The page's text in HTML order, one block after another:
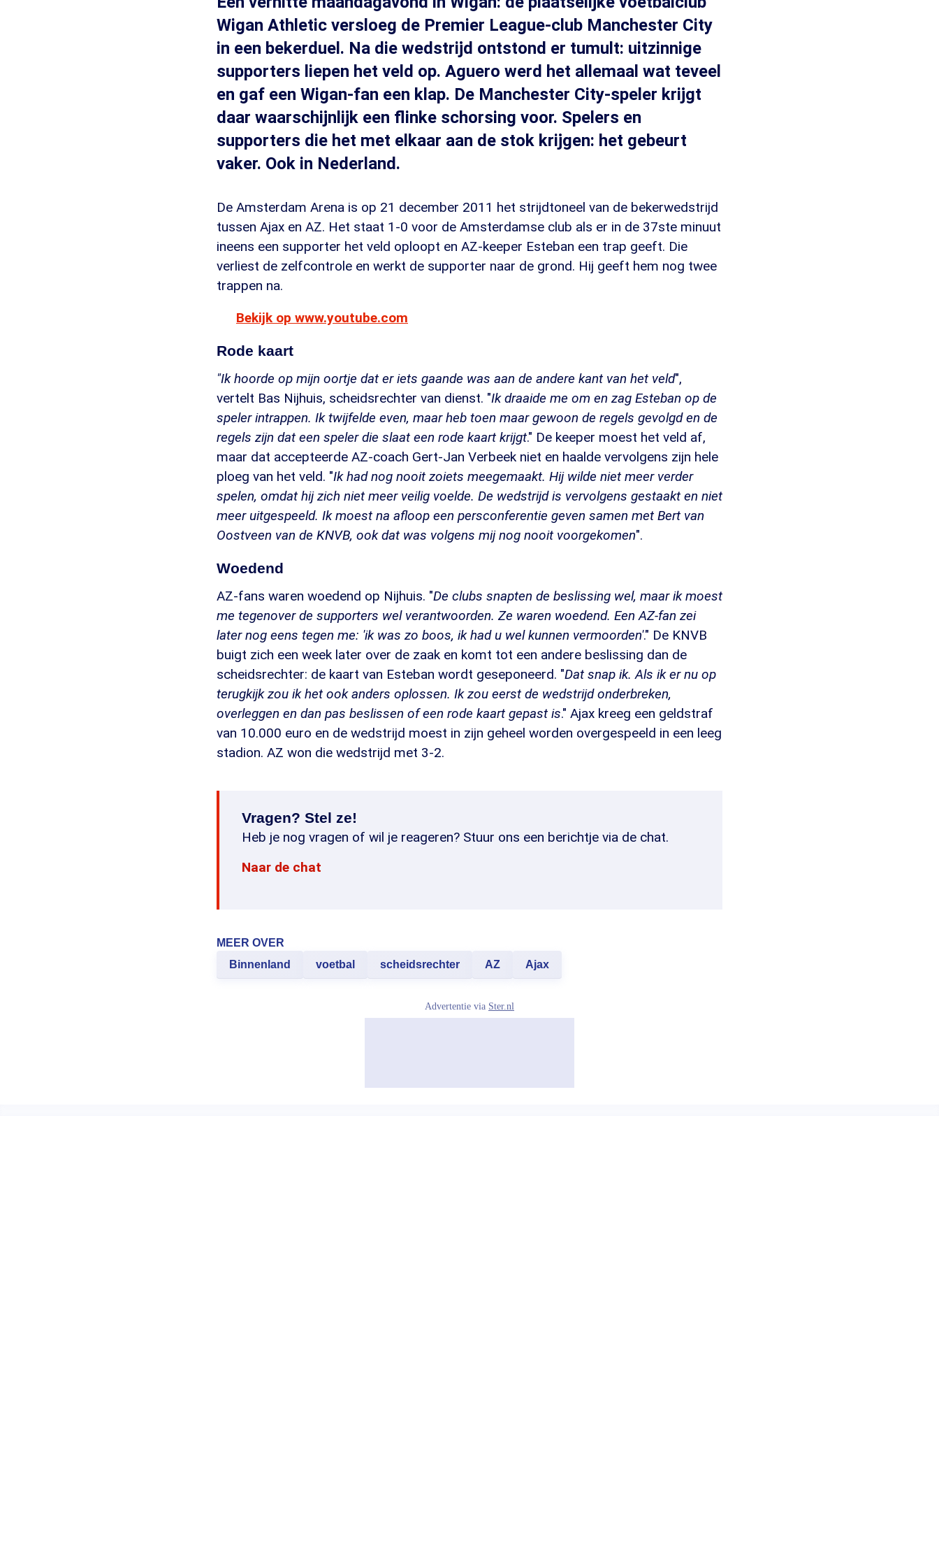
Wigan Athletic versloeg de Premier League-club Manchester City
in een bekerduel. Na die wedstrijd ontstond er tumult: uitzinnige
supporters liepen het veld op. Aguero werd het allemaal wat teveel
en gaf een Wigan-fan een klap. De Manchester City-speler krijgt
daar waarschijnlijk een flinke schorsing voor. Spelers en
supporters die het met elkaar aan de stok krijgen: het gebeurt
vaker. Ook in Nederland.
De Amsterdam Arena is op 21 december 2011 het strijdtoneel van de bekerwedstrijd
tussen Ajax en AZ. Het staat 1-0 voor de Amsterdamse club als er in de 37ste minuut
ineens een supporter het veld oploopt en AZ-keeper Esteban een trap geeft. Die
verliest de zelfcontrole en werkt de supporter naar de grond. Hij geeft hem nog twee
trappen na.
Bekijk op www.youtube.com
Rode kaart
"Ik hoorde op mijn oortje dat er iets gaande was aan de andere kant van het veld",
vertelt Bas Nijhuis, scheidsrechter van dienst. "Ik draaide me om en zag Esteban op de
speler intrappen. Ik twijfelde even, maar heb toen maar gewoon de regels gevolgd en de
regels zijn dat een speler die slaat een rode kaart krijgt." De keeper moest het veld af,
maar dat accepteerde AZ-coach Gert-Jan Verbeek niet en haalde vervolgens zijn hele
ploeg van het veld. "Ik had nog nooit zoiets meegemaakt. Hij wilde niet meer verder
spelen, omdat hij zich niet meer veilig voelde. De wedstrijd is vervolgens gestaakt en niet
meer uitgespeeld. Ik moest na afloop een persconferentie geven samen met Bert van
Oostveen van de KNVB, ook dat was volgens mij nog nooit voorgekomen".
Woedend
AZ-fans waren woedend op Nijhuis. "De clubs snapten de beslissing wel, maar ik moest
me tegenover de supporters wel verantwoorden. Ze waren woedend. Een AZ-fan zei
later nog eens tegen me: 'ik was zo boos, ik had u wel kunnen vermoorden'." De KNVB
buigt zich een week later over de zaak en komt tot een andere beslissing dan de
scheidsrechter: de kaart van Esteban wordt geseponeerd. "Dat snap ik. Als ik er nu op
terugkijk zou ik het ook anders oplossen. Ik zou eerst de wedstrijd onderbreken,
overleggen en dan pas beslissen of een rode kaart gepast is." Ajax kreeg een geldstraf
van 10.000 euro en de wedstrijd moest in zijn geheel worden overgespeeld in een leeg
stadion. AZ won die wedstrijd met 3-2.
Vragen? Stel ze!
Heb je nog vragen of wil je reageren? Stuur ons een berichtje via de chat.
Naar de chat
MEER OVER
Binnenland
voetbal scheidsrechter AZ Ajax
Advertentie via Ster.nl